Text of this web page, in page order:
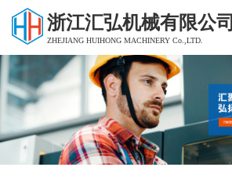
浙江汇弘机械有限公司
ZHEJIANG HUIHONG MACHINERY Co.,LTD.